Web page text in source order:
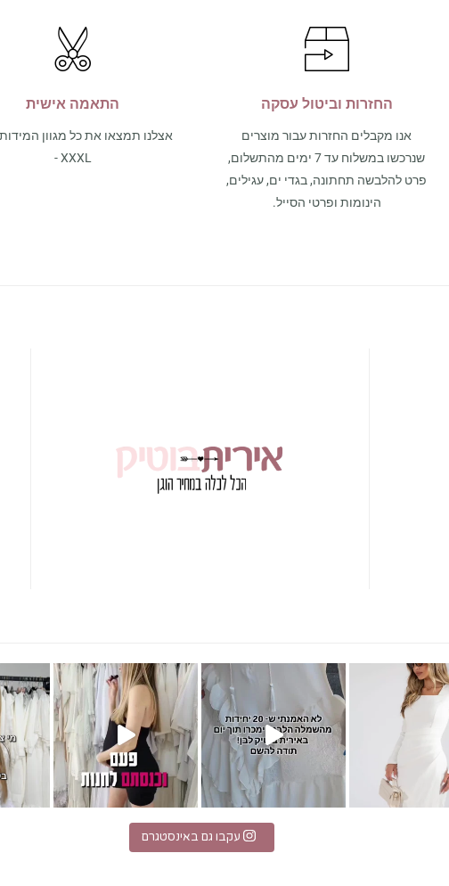
החזרות וביטול עסקה
אנו מקבלים החזרות עבור מוצרים
שנרכשו במשלוח עד 7 ימים מהתשלום,
פרט להלבשה תחתונה, בגדי ים, עגילים,
הינומות ופרטי הסייל.
התאמה אישית
- XXXL
מחפשת הופעה לבנה?! אירית בוט
עקבו גם באינסטגרם